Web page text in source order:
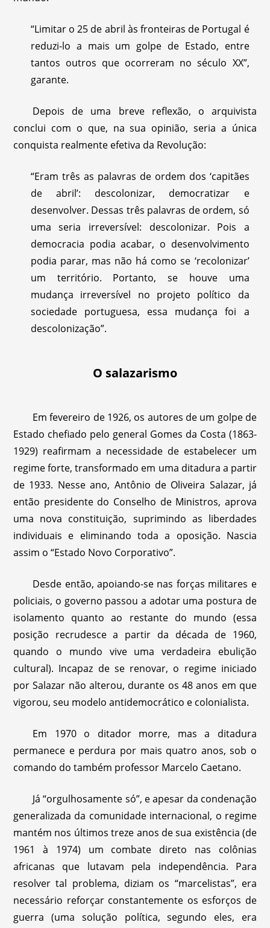
“Limitar o 25 de abril às fronteiras de Portugal é
reduzi-lo a mais um golpe de Estado, entre
tantos outros que ocorreram no século XX”,
garante.
Depois de uma breve reflexão, o arquivista
conclui com o que, na sua opinião, seria a única
conquista realmente efetiva da Revolução:
“Eram três as palavras de ordem dos ‘capitães
de abril’: descolonizar, democratizar e
desenvolver. Dessas três palavras de ordem, só
uma seria irreversível: descolonizar. Pois a
democracia podia acabar, o desenvolvimento
podia parar, mas não há como se ‘recolonizar’
um território. Portanto, se houve uma
mudança irreversível no projeto político da
sociedade portuguesa, essa mudança foi a
descolonização”.
O salazarismo
Em fevereiro de 1926, os autores de um golpe de
Estado chefiado pelo general Gomes da Costa (1863-
1929) reafirmam a necessidade de estabelecer um
regime forte, transformado em uma ditadura a partir
de 1933. Nesse ano, Antônio de Oliveira Salazar, já
então presidente do Conselho de Ministros, aprova
uma nova constituição, suprimindo as liberdades
individuais e eliminando toda a oposição. Nascia
assim o “Estado Novo Corporativo”.
Desde então, apoiando-se nas forças militares e
policiais, o governo passou a adotar uma postura de
isolamento quanto ao restante do mundo (essa
posição recrudesce a partir da década de 1960,
quando o mundo vive uma verdadeira ebulição
cultural). Incapaz de se renovar, o regime iniciado
por Salazar não alterou, durante os 48 anos em que
vigorou, seu modelo antidemocrático e colonialista.
Em 1970 o ditador morre, mas a ditadura
permanece e perdura por mais quatro anos, sob o
comando do também professor Marcelo Caetano.
Já “orgulhosamente só”, e apesar da condenação
generalizada da comunidade internacional, o regime
mantém nos últimos treze anos de sua existência (de
1961 à 1974) um combate direto nas colônias
africanas que lutavam pela independência. Para
resolver tal problema, diziam os “marcelistas”, era
necessário reforçar constantemente os esforços de
guerra (uma solução política, segundo eles, era